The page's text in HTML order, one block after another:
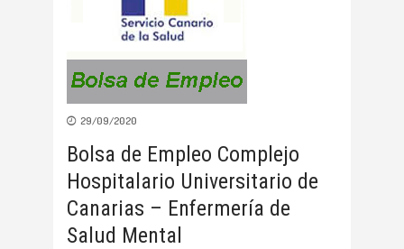
29/09/2020
Bolsa de Empleo Complejo
Hospitalario Universitario de
Canarias – Enfermería de
Salud Mental